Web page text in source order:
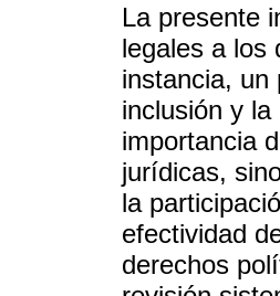
La presente
legales a los
instancia, un
inclusión y
importancia
jurídicas,
la
efectividad
derechos